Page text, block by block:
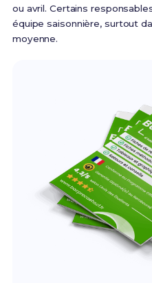
ou avril. Certains
équipe saisonnière, surtout
moyenne.